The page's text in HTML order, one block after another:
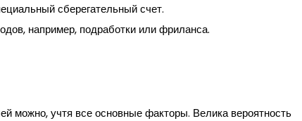
сберегательный счет.
например, подработки или фриланса.
можно, учтя все основные факторы. Велика вероятность